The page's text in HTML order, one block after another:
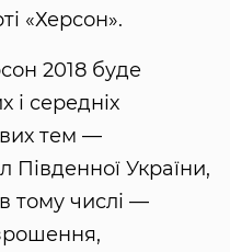
«Херсон».
2018 буде
і середніх
тем —
Південної України,
тому числі —